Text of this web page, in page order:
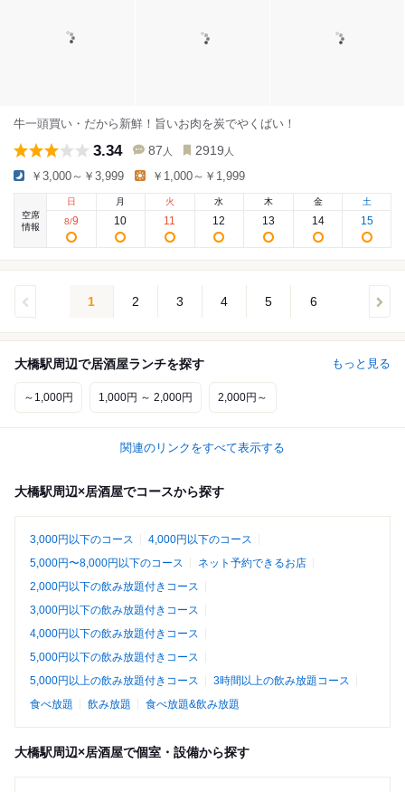
牛一頭買い・だから新鮮！旨いお肉を炭でやくばい！
3.34 87 人 2919 人
￥3,000～￥3,999 ￥1,000～￥1,999
空席
情報
日
8/9
月
10
火
11
水
12
木
13
金
14
土
15
1 2 3 4 5 6
大橋駅周辺で居酒屋ランチを探す もっと見る
～1,000円 1,000円 ～ 2,000円 2,000円～
関連のリンクをすべて表示する
大橋駅周辺×居酒屋でコースから探す
3,000円以下のコース
4,000円以下のコース
5,000円〜8,000円以下のコース
ネット予約できるお店
2,000円以下の飲み放題付きコース
3,000円以下の飲み放題付きコース
4,000円以下の飲み放題付きコース
5,000円以下の飲み放題付きコース
5,000円以上の飲み放題付きコース
3時間以上の飲み放題コース
食べ放題
飲み放題 食べ放題&飲み放題
大橋駅周辺×居酒屋で個室・設備から探す